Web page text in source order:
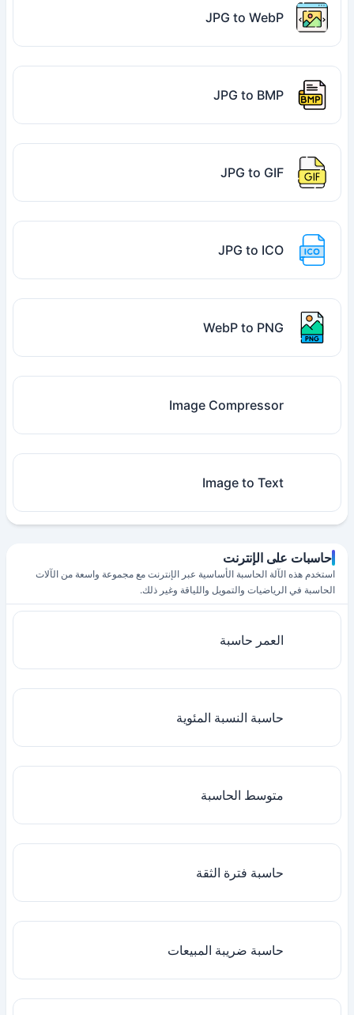
JPG to WebP
JPG to BMP
JPG to GIF
JPG to ICO
WebP to PNG
Image Compressor
Image to Text
حاسبات على الإنترنت
استخدم هذه الآلة الحاسبة الأساسية عبر الإنترنت مع مجموعة واسعة من الآلات
الحاسبة في الرياضيات والتمويل واللياقة وغير ذلك.
العمر حاسبة
حاسبة النسبة المئوية
متوسط الحاسبة
حاسبة فترة الثقة
حاسبة ضريبة المبيعات